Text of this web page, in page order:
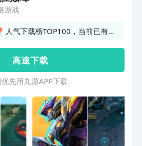
游戏
人气下载榜TOP100，当前已有
高 速 下 载
优先用九游APP下载